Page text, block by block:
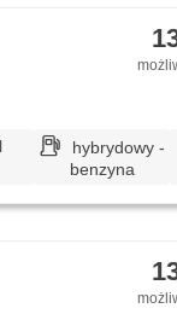
hybrydowy -
benzyna